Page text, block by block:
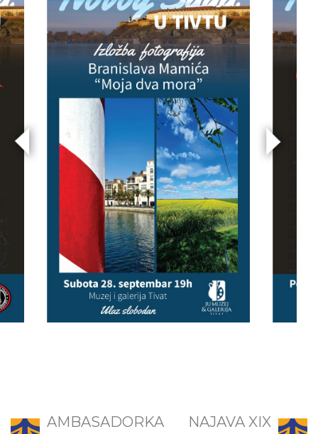
AMBASADORKA
NAJAVA XIX